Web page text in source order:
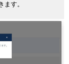
す。